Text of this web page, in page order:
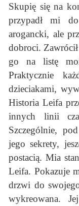
Skupię się na
przypadł mi
arogancki, ale
dobroci.
go na listę
Praktycznie
dzieciakami,
Historia Leifa
innych linii
Szczególnie,
jego sekrety,
postacią. Mia
Leifa. Pokazuje
drzwi do
wykreowana.